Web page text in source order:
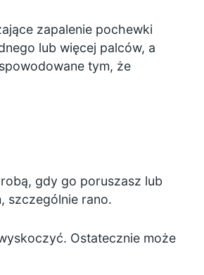
zapalenie pochewki
lub więcej palców, a
tym, że
gdy go poruszasz lub
szczególnie rano.
Ostatecznie może